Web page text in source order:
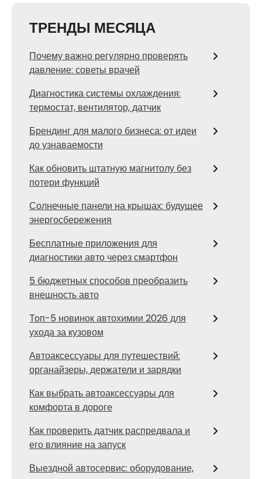
ТРЕНДЫ МЕСЯЦА
Почему важно регулярно проверять
давление: советы врачей
Диагностика системы охлаждения:
термостат, вентилятор, датчик
Брендинг для малого бизнеса: от идеи
до узнаваемости
Как обновить штатную магнитолу без
потери функций
Солнечные панели на крышах: будущее
энергосбережения
Бесплатные приложения для
диагностики авто через смартфон
5 бюджетных способов преобразить
внешность авто
Топ-5 новинок автохимии 2026 для
ухода за кузовом
Автоаксессуары для путешествий:
органайзеры, держатели и зарядки
Как выбрать автоаксессуары для
комфорта в дороге
Как проверить датчик распредвала и
его влияние на запуск
Выездной автосервис: оборудование,